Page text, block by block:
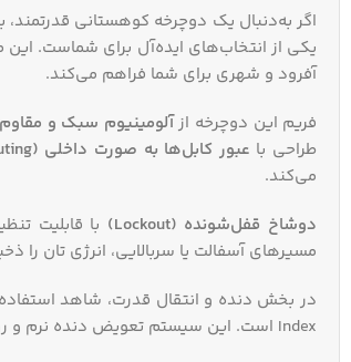
یکی از انتخاب‌های ایده‌آل برای شماست.
آفرود و شهری برای شما فراهم می‌کند.
فریم این دوچرخه ازآلومینیوم سبک و مقاوم 6061
طراحی با عبور کابل‌ها به صورت داخلی (Internal Cable Routing)
می‌کند.
دوشاخ قفل‌شونده (Lockout)
مسیرهای آسفالت یا سربالایی، انرژی‌ تان را
در بخش دنده و انتقال قدرت، شاهد استفاده
Index است. این سیستم تعویض دنده نرم و روانی را حتی در مسیرهای پرشیب تضمین می‌کند.